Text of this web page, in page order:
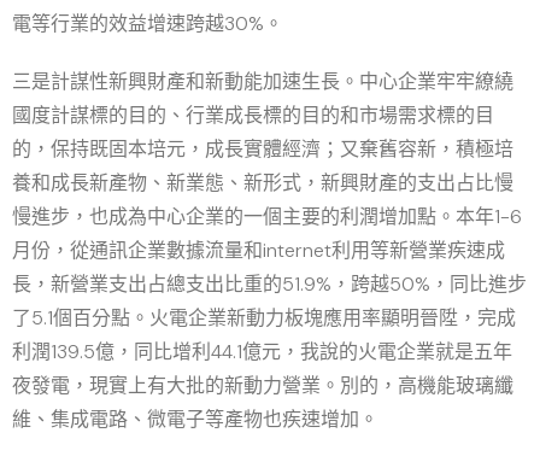
電等行業的效益增速跨越30%。
三是計謀性新興財產和新動能加速生長。中心企業牢牢繚繞
國度計謀標的目的、行業成長標的目的和市場需求標的目
的，保持既固本培元，成長實體經濟；又棄舊容新，積極培
養和成長新產物、新業態、新形式，新興財產的支出占比慢
慢進步，也成為中心企業的一個主要的利潤增加點。本年1-6
月份，從通訊企業數據流量和internet利用等新營業疾速成
長，新營業支出占總支出比重的51.9%，跨越50%，同比進步
了5.1個百分點。火電企業新動力板塊應用率顯明晉陞，完成
利潤139.5億，同比增利44.1億元，我說的火電企業就是五年
夜發電，現實上有大批的新動力營業。別的，高機能玻璃纖
維、集成電路、微電子等產物也疾速增加。